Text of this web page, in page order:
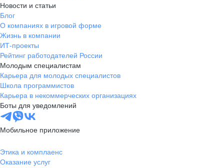
Новости и статьи
Блог
О компаниях в игровой форме
Жизнь в компании
ИТ-проекты
Рейтинг работодателей России
Молодым специалистам
Карьера для молодых специалистов
Школа программистов
Карьера в некоммерческих организациях
Боты для уведомлений
Мобильное приложение
Этика и комплаенс
Оказание услуг